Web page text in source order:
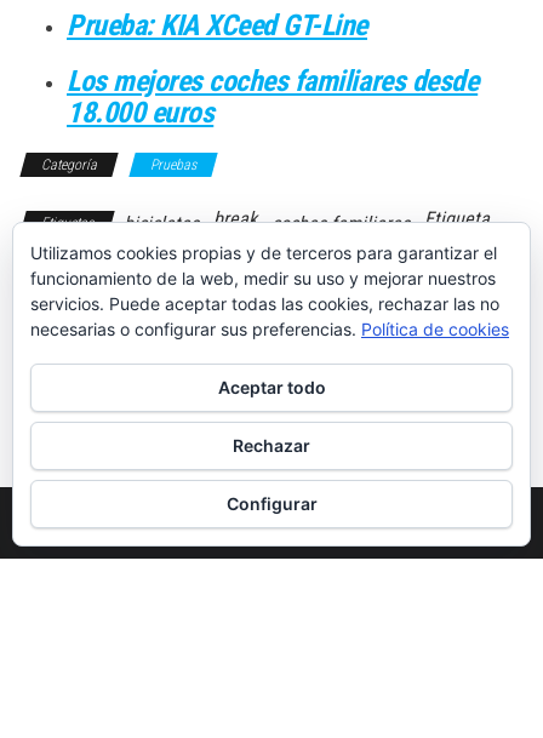
Prueba: KIA XCeed GT-Line
Los mejores coches familiares desde
18.000 euros
Categoría Pruebas
Etiquetas bicicletas break coches familiares
Etiqueta
ECO
familiar Ford perros shooting break sportbreak
CX 60 diésel
vendidos en
Funciona gracias aWordPress |Tema:Envo Magazine
Utilizamos cookies propias y de terceros para garantizar el
funcionamiento de la web, medir su uso y mejorar nuestros
servicios. Puede aceptar todas las cookies, rechazar las no
necesarias o configurar sus preferencias. Política de cookies
Aceptar todo
Rechazar
Configurar